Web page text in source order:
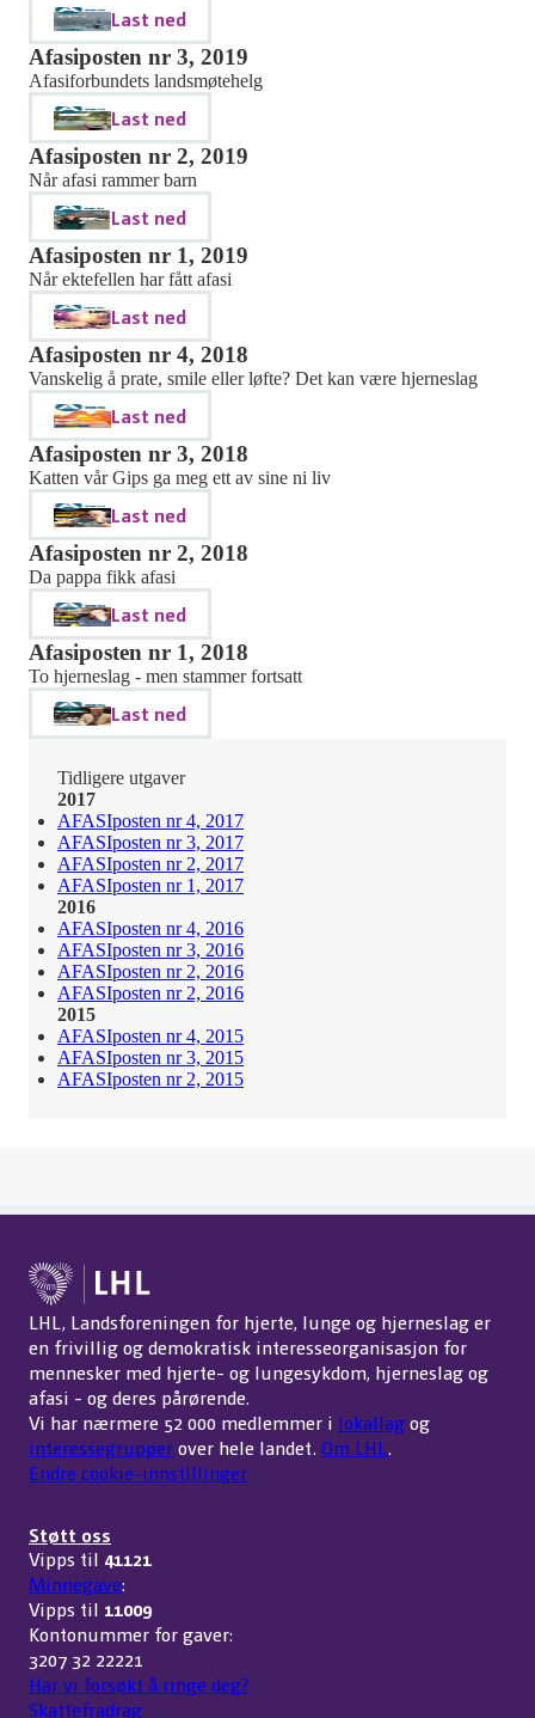
Last ned
Afasiposten nr 3, 2019
Afasiforbundets landsmøtehelg
Last ned
Afasiposten nr 2, 2019
Når afasi rammer barn
Last ned
Afasiposten nr 1, 2019
Når ektefellen har fått afasi
Last ned
Afasiposten nr 4, 2018
Vanskelig å prate, smile eller løfte? Det kan være hjerneslag
Last ned
Afasiposten nr 3, 2018
Katten vår Gips ga meg ett av sine ni liv
Last ned
Afasiposten nr 2, 2018
Da pappa fikk afasi
Last ned
Afasiposten nr 1, 2018
To hjerneslag - men stammer fortsatt
Last ned
Tidligere utgaver
2017
AFASIposten nr 4, 2017
AFASIposten nr 3, 2017
AFASIposten nr 2, 2017
AFASIposten nr 1, 2017
2016
AFASIposten nr 4, 2016
AFASIposten nr 3, 2016
AFASIposten nr 2, 2016
AFASIposten nr 2, 2016
2015
AFASIposten nr 4, 2015
AFASIposten nr 3, 2015
AFASIposten nr 2, 2015
LHL, Landsforeningen for hjerte, lunge og hjerneslag er
en frivillig og demokratisk interesseorganisasjon for
mennesker med hjerte- og lungesykdom, hjerneslag og
afasi - og deres pårørende.
Vi har nærmere 52 000 medlemmer i lokallagog
interessegrupperover hele landet. Om LHL.
Endre cookie-innstillinger
Støtt oss
Vipps til 41121
Minnegave:
Vipps til 11009
Kontonummer for gaver:
3207 32 22221
Har vi forsøkt å ringe deg?
Skattefradrag